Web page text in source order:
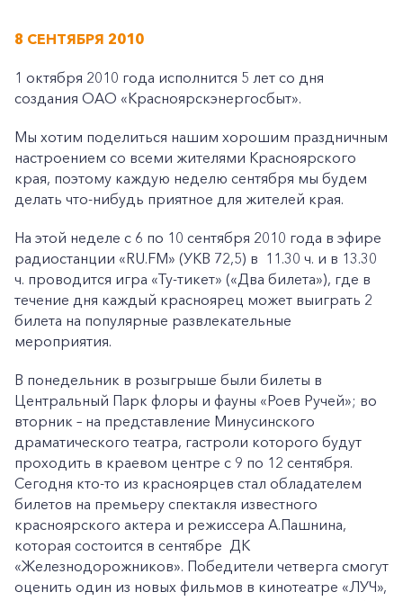
8 СЕНТЯБРЯ 2010
1 октября 2010 года исполнится 5 лет со дня
создания ОАО «Красноярскэнергосбыт».
Мы хотим поделиться нашим хорошим праздничным
настроением со всеми жителями Красноярского
края, поэтому каждую неделю сентября мы будем
делать что-нибудь приятное для жителей края.
На этой неделе с 6 по 10 сентября 2010 года в эфире
радиостанции «RU.FM» (УКВ 72,5) в 11.30 ч. и в 13.30
ч. проводится игра «Ту-тикет» («Два билета»), где в
течение дня каждый красноярец может выиграть 2
билета на популярные развлекательные
мероприятия.
В понедельник в розыгрыше были билеты в
Центральный Парк флоры и фауны «Роев Ручей»; во
вторник – на представление Минусинского
драматического театра, гастроли которого будут
проходить в краевом центре с 9 по 12 сентября.
Сегодня кто-то из красноярцев стал обладателем
билетов на премьеру спектакля известного
красноярского актера и режиссера А.Пашнина,
которая состоится в сентябре ДК
«Железнодорожников». Победители четверга смогут
оценить один из новых фильмов в кинотеатре «ЛУЧ»,